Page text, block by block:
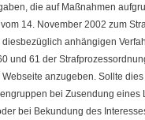
die auf Maßnahmen
14. November 2002 zum
anhängigen
und 61 der
anzugeben. Sollte
bei Zusendung eines
bei Bekundung des